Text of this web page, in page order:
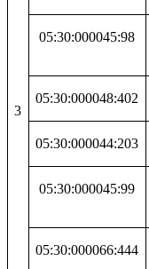
3
05:30:000045:98
05:30:000048:402
05:30:000044:203
05:30:000045:99
05:30:000066:444